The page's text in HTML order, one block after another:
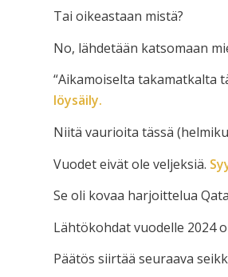
Tai oikeastaan mistä?
No, lähdetään katsomaan
“Aikamoiselta takamatkalta
löysäily.
Niitä vaurioita tässä
Vuodet eivät ole veljeksiä.
Se oli kovaa harjoittelua
Lähtökohdat vuodelle 2024
Päätös siirtää seuraava